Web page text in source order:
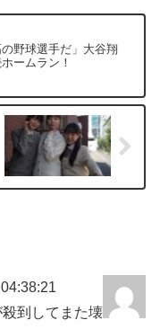
野球選手だ」大谷翔
ームラン！
到してまた壊